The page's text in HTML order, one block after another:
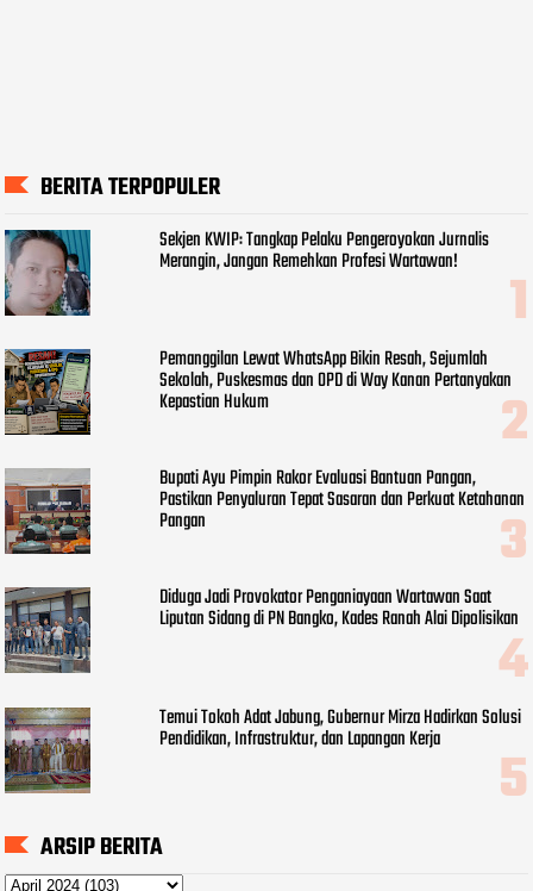
BERITA TERPOPULER
Sekjen KWIP: Tangkap Pelaku Pengeroyokan Jurnalis
Merangin, Jangan Remehkan Profesi Wartawan!
Pemanggilan Lewat WhatsApp Bikin Resah, Sejumlah
Sekolah, Puskesmas dan OPD di Way Kanan Pertanyakan
Kepastian Hukum
Bupati Ayu Pimpin Rakor Evaluasi Bantuan Pangan,
Pastikan Penyaluran Tepat Sasaran dan Perkuat Ketahanan
Pangan
Diduga Jadi Provokator Penganiayaan Wartawan Saat
Liputan Sidang di PN Bangko, Kades Ranah Alai Dipolisikan
Temui Tokoh Adat Jabung, Gubernur Mirza Hadirkan Solusi
Pendidikan, Infrastruktur, dan Lapangan Kerja
ARSIP BERITA